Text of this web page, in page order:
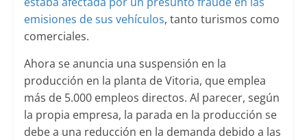
emisiones de sus vehículos, tanto turismos como
comerciales.
Ahora se anuncia una suspensión en la
producción en la planta de Vitoria, que emplea
más de 5.000 empleos directos. Al parecer, según
la propia empresa, la parada en la producción se
debe a una reducción en la demanda debido a las